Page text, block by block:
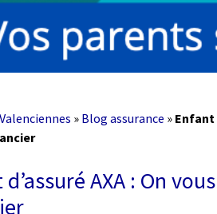
» Blog assurance » Enfant
d’assuré AXA : On